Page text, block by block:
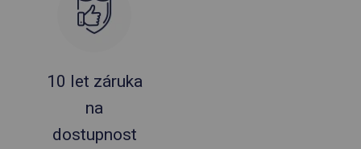
10 let záruka
na
dostupnost